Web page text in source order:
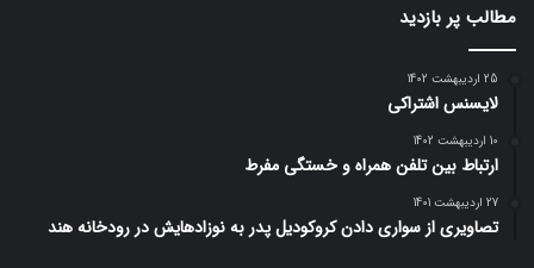
مطالب پر بازدید
25 اردیبهشت 1402
لایسنس اشتراکی
10 اردیبهشت 1402
ارتباط بین تلفن همراه و خستگی مفرط
27 اردیبهشت 1401
تصاویری از سواری دادن کروکودیل پدر به نوزادهایش در رودخانه هند